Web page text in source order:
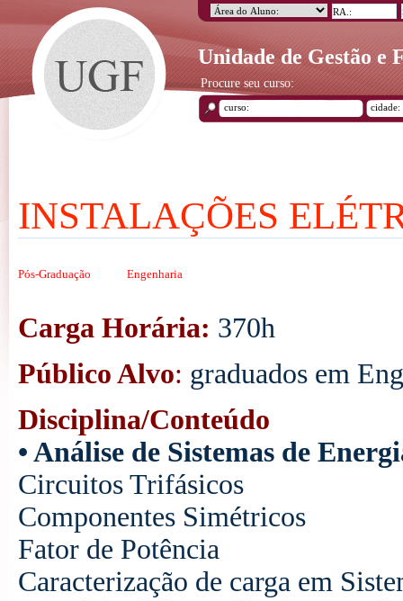
Unidade de Gestão e
Procure seu curso:
INSTALAÇÕES
Pós-Graduação Engenharia
Carga Horária: 370h
Público Alvo: graduados em
Disciplina/Conteúdo
• Análise de Sistemas de
Circuitos Trifásicos
Componentes Simétricos
Fator de Potência
Caracterização de carga em